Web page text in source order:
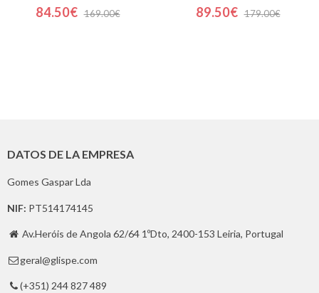
84.50€ 169.00€ 89.50€ 179.00€
DATOS DE LA EMPRESA
Gomes Gaspar Lda
NIF: PT514174145
 Av.Heróis de Angola 62/64 1ºDto, 2400-153 Leiria, Portugal
 geral@glispe.com
 (+351) 244 827 489